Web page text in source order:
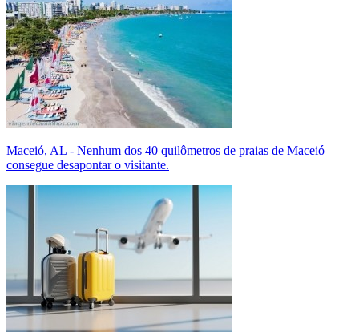
Maceió, AL - Nenhum dos 40 quilômetros de praias de Maceió
consegue desapontar o visitante.